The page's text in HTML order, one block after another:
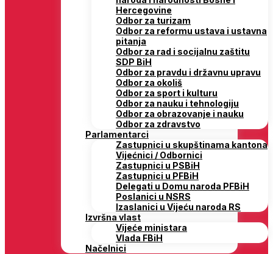
Hercegovine
Odbor za turizam
Odbor za reformu ustava i ustavna
pitanja
Odbor za rad i socijalnu zaštitu
SDP BiH
Odbor za pravdu i državnu upravu
Odbor za okoliš
Odbor za sport i kulturu
Odbor za nauku i tehnologiju
Odbor za obrazovanje i nauku
Odbor za zdravstvo
Parlamentarci
Zastupnici u skupštinama kantona
Vijećnici / Odbornici
Zastupnici u PSBiH
Zastupnici u PFBiH
Delegati u Domu naroda PFBiH
Poslanici u NSRS
Izaslanici u Vijeću naroda RS
Izvršna vlast
Vijeće ministara
Vlada FBiH
Načelnici